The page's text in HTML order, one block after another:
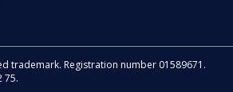
trademark. Registration number 01589671.
75.